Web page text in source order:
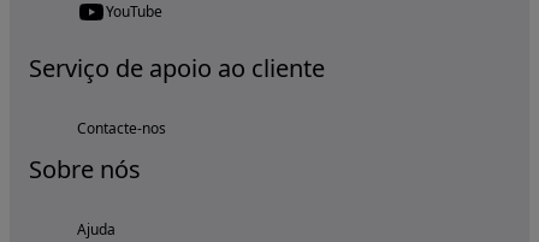
YouTube
Serviço de apoio ao cliente
Contacte-nos
Sobre nós
Ajuda